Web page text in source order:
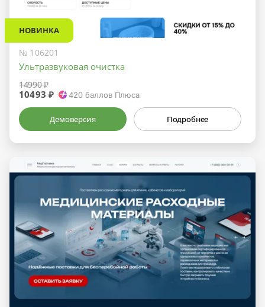
НОВИНКА
№ 106201
Ультразвуковая очистка
14990 ₽
10493 ₽ 420 баллов Плюса
Демоверсия Подробнее